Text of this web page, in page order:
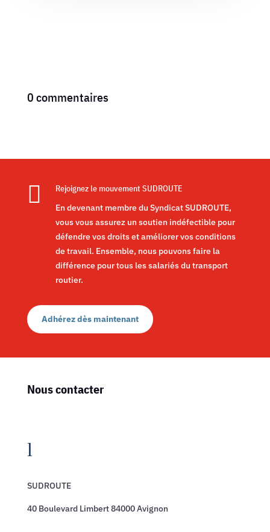
0 commentaires

Rejoignez le mouvement SUDROUTE
En devenant membre du Syndicat SUDROUTE,
vous vous assurez un soutien indéfectible pour
défendre vos droits et améliorer vos conditions
de travail. Ensemble, nous pouvons faire la
différence pour tous les salariés du transport
routier.
Adhérez dès maintenant
Nous contacter
l
SUDROUTE
40 Boulevard Limbert 84000 Avignon